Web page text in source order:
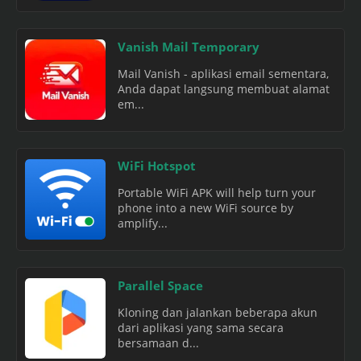
Vanish Mail Temporary
Mail Vanish - aplikasi email sementara,
Anda dapat langsung membuat alamat
em...
WiFi Hotspot
Portable WiFi APK will help turn your
phone into a new WiFi source by
amplify...
Parallel Space
Kloning dan jalankan beberapa akun
dari aplikasi yang sama secara
bersamaan d...